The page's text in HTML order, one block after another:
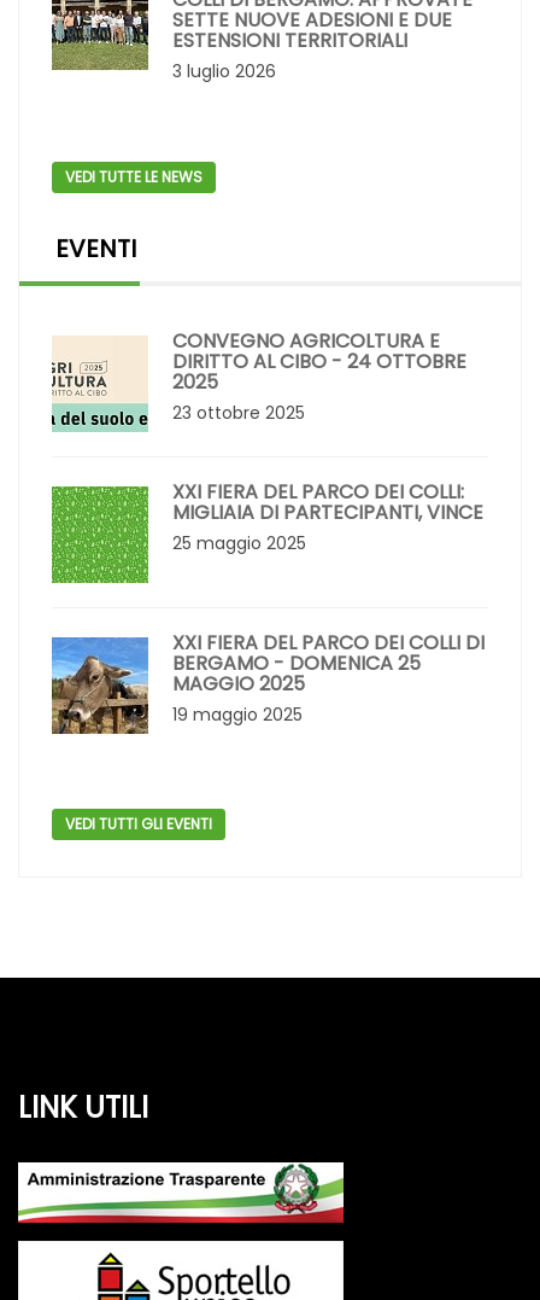
SETTE NUOVE ADESIONI E DUE
ESTENSIONI TERRITORIALI
3 luglio 2026
VEDI TUTTE LE NEWS
EVENTI
CONVEGNO AGRICOLTURA E
DIRITTO AL CIBO - 24 OTTOBRE
2025
23 ottobre 2025
XXI FIERA DEL PARCO DEI COLLI:
MIGLIAIA DI PARTECIPANTI, VINCE
25 maggio 2025
XXI FIERA DEL PARCO DEI COLLI DI
BERGAMO - DOMENICA 25
MAGGIO 2025
19 maggio 2025
VEDI TUTTI GLI EVENTI
LINK UTILI